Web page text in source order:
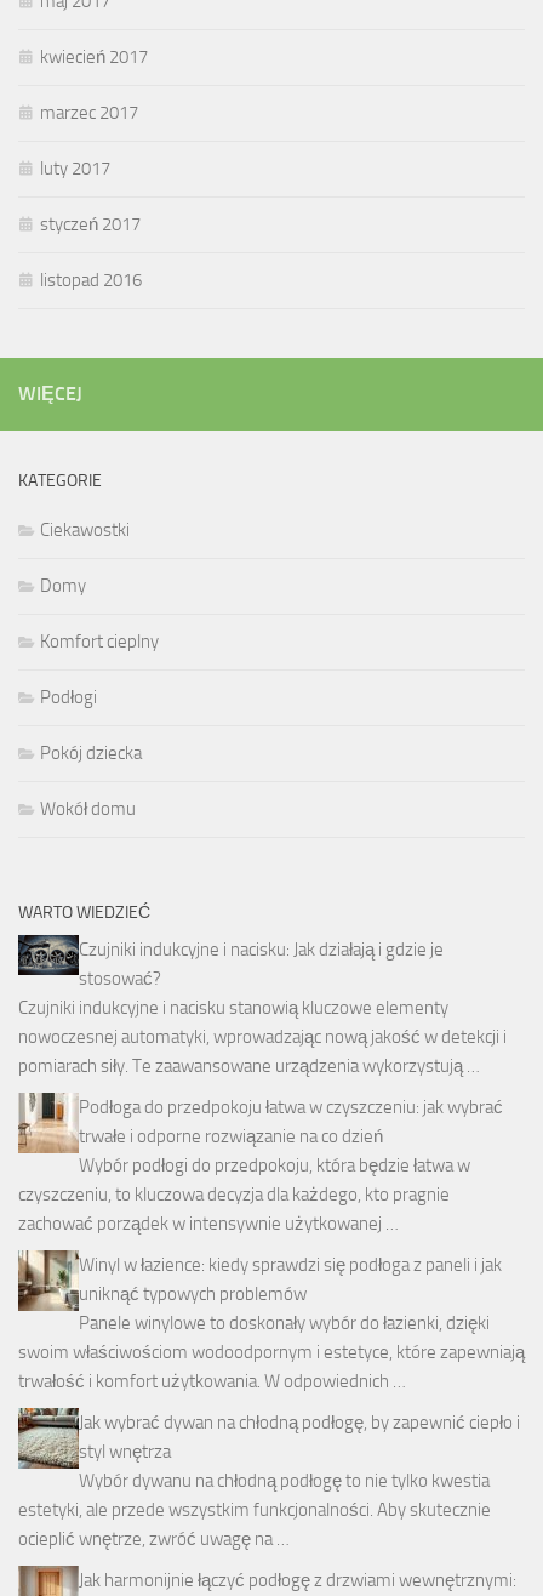
kwiecień 2017
marzec 2017
luty 2017
styczeń 2017
listopad 2016
WIĘCEJ
KATEGORIE
Ciekawostki
Domy
Komfort cieplny
Podłogi
Pokój dziecka
Wokół domu
WARTO WIEDZIEĆ
Czujniki indukcyjne i nacisku: Jak działają i gdzie je
stosować?
Czujniki indukcyjne i nacisku stanowią kluczowe elementy
nowoczesnej automatyki, wprowadzając nową jakość w detekcji i
pomiarach siły. Te zaawansowane urządzenia wykorzystują …
Podłoga do przedpokoju łatwa w czyszczeniu: jak wybrać
trwałe i odporne rozwiązanie na co dzień
Wybór podłogi do przedpokoju, która będzie łatwa w
czyszczeniu, to kluczowa decyzja dla każdego, kto pragnie
zachować porządek w intensywnie użytkowanej …
Winyl w łazience: kiedy sprawdzi się podłoga z paneli i jak
uniknąć typowych problemów
Panele winylowe to doskonały wybór do łazienki, dzięki
swoim właściwościom wodoodpornym i estetyce, które zapewniają
trwałość i komfort użytkowania. W odpowiednich …
Jak wybrać dywan na chłodną podłogę, by zapewnić ciepło i
styl wnętrza
Wybór dywanu na chłodną podłogę to nie tylko kwestia
estetyki, ale przede wszystkim funkcjonalności. Aby skutecznie
ocieplić wnętrze, zwróć uwagę na …
Jak harmonijnie łączyć podłogę z drzwiami wewnętrznymi: